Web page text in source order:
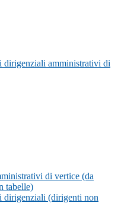
dirigenziali amministrativi di
di vertice (da
tabelle)
dirigenziali (dirigenti non